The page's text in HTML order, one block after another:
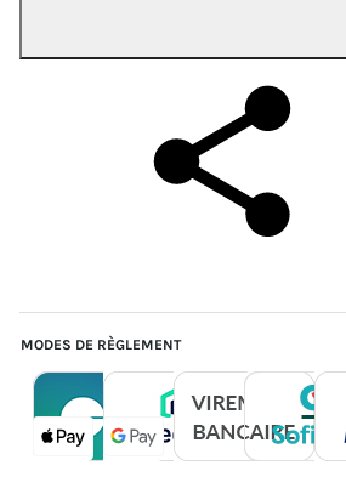
MODES DE RÈGLEMENT